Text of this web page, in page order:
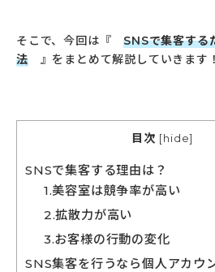
そこで、今回は『SNSで集客する
法』をまとめて解説していきます！
目次 [hide]
SNSで集客する理由は？
1.美容室は競争率が高い
2.拡散力が高い
3.お客様の行動の変化
SNS集客を行うなら個人アカウ